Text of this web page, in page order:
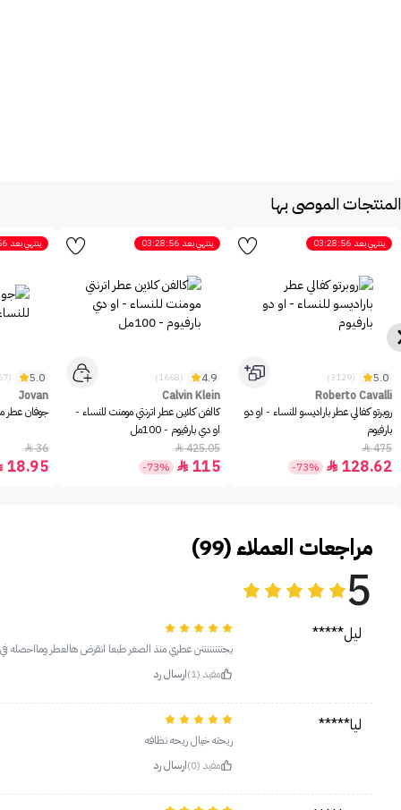
المنتجات الموصى بها
ينتهي بعد 03:28:56
5.0
(3129)
Roberto Cavalli
روبرتو كفالي عطر باراديسو للنساء - او دو
بارفيوم
475

128.62

-73%
ينتهي بعد 03:28:56
4.9
(1668)
Calvin Klein
كالفن كلاين عطر اترنتي مومنت للنساء -
او دي بارفيوم - 100مل
425.05

115

-73%
ينتهي بعد
5.0
(2467)
Jovan
جوفان عطر
36

18.95
مراجعات العملاء (99)
5
ليل*****
يجننننننننن عطري منذ الصغر طبعا انقرض هالعطر
مفيد (1)
ارسال رد
ليا*****
ريحته خيال ريحه نظافه
مفيد (0)
ارسال رد